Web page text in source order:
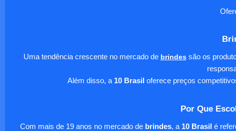
Uma tendência crescente no mercado de brindessão os
Além disso, a 10 Brasil oferece preços
Por Que
Com mais de 19 anos no mercado de brindes, a 10 Brasil é